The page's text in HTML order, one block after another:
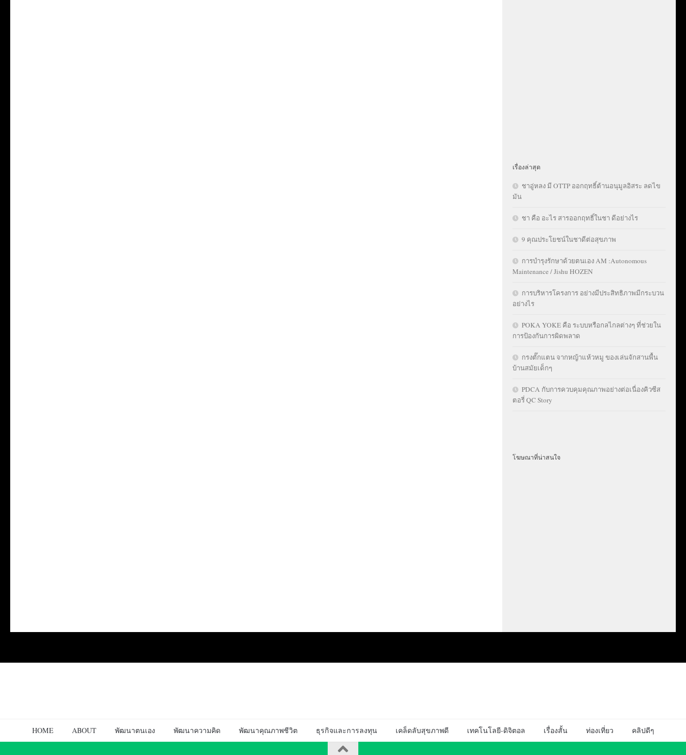
เรื่องล่าสุด
ชาอู่หลง มี OTTP ออกฤทธิ์ต้านอนุมูลอิสระ ลดไข
มัน
ชา คือ อะไร สารออกฤทธิ์ในชา ดีอย่างไร
9 คุณประโยชน์ในชาดีต่อสุขภาพ
การบำรุงรักษาด้วยตนเอง AM :Autonomous
Maintenance / Jishu HOZEN
การบริหารโครงการ อย่างมีประสิทธิภาพมีกระบวน
อย่างไร
POKA YOKE คือ ระบบหรือกลไกลต่างๆ ที่ช่วยใน
การป้องกันการผิดพลาด
กรงตั๊กแตน จากหญ้าแห้วหมู ของเล่นจักสานพื้น
บ้านสมัยเด็กๆ
PDCA กับการควบคุมคุณภาพอย่างต่อเนื่องคิวซีส
ตอรี่ QC Story
โฆษณาที่น่าสนใจ
HOME ABOUT พัฒนาตนเอง พัฒนาความคิด พัฒนาคุณภาพชีวิต ธุรกิจและการลงทุน เคล็ดลับสุขภาพดี เทคโนโลยี-ดิจิตอล เรื่องสั้น ท่องเที่ยว คลิปดีๆ